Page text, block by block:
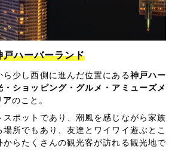
戸ハーバーランド
少し西側に進んだ位置にある神戸ハー
ショッピング・グルメ・アミューズメ
アのこと。
スポットであり、潮風を感じながら家族
所でもあり、友達とワイワイ遊ぶとこ
からたくさんの観光客が訪れる観光地で